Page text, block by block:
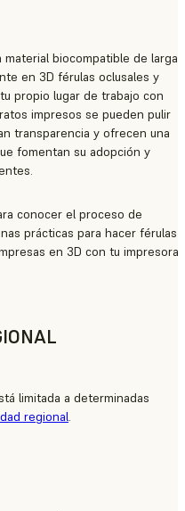
material biocompatible de larga
en 3D férulas oclusales y
propio lugar de trabajo con
impresos se pueden pulir
transparencia y ofrecen una
fomentan su adopción y
conocer el proceso de
prácticas para hacer férulas
en 3D con tu impresora
limitada a determinadas
regional.